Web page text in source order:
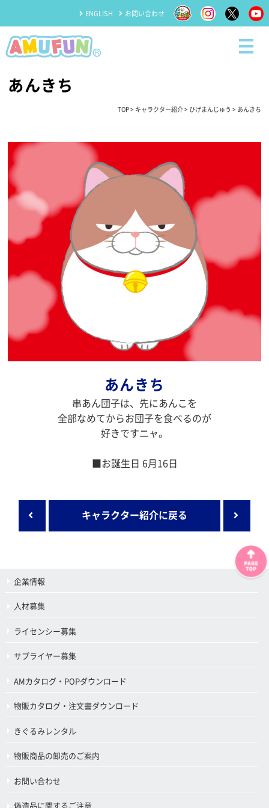
ENGLISH お問い合わせ
あんきち
TOP> キャラクター紹介> ひげまんじゅう > あんきち
あんきち
串あん団子は、先にあんこを
全部なめてからお団子を食べるのが
好きですニャ。
■お誕生日 6月16日
キャラクター紹介に戻る
企業情報
人材募集
ライセンシー募集
サプライヤー募集
AMカタログ・POPダウンロード
物販カタログ・注文書ダウンロード
きぐるみレンタル
物販商品の卸売のご案内
お問い合わせ
偽造品に関するご注意